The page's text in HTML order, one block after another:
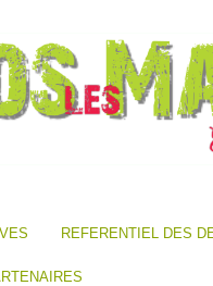
REFERENTIEL DES